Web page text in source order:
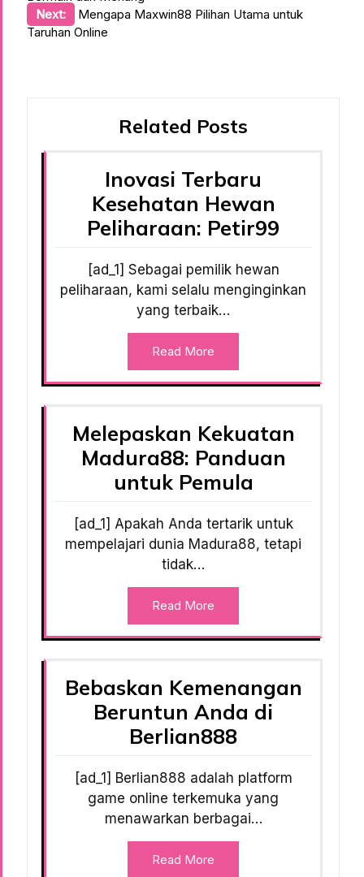
navigation
Next:
Mengapa Maxwin88 Pilihan Utama untuk
Taruhan Online
Related Posts
Inovasi Terbaru
Kesehatan Hewan
Peliharaan: Petir99
[ad_1] Sebagai pemilik hewan
peliharaan, kami selalu menginginkan
yang terbaik…
Read More
Melepaskan Kekuatan
Madura88: Panduan
untuk Pemula
[ad_1] Apakah Anda tertarik untuk
mempelajari dunia Madura88, tetapi
tidak…
Read More
Bebaskan Kemenangan
Beruntun Anda di
Berlian888
[ad_1] Berlian888 adalah platform
game online terkemuka yang
menawarkan berbagai…
Read More